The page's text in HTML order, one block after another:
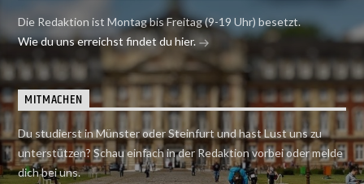
Die Redaktion ist Montag bis Freitag (9-19 Uhr) besetzt.
Wie du uns erreichst findet du hier.
MITMACHEN
Du studierst in Münster oder Steinfurt und hast Lust uns zu
unterstützen? Schau einfach in der Redaktion vorbei oder melde
dich bei uns.